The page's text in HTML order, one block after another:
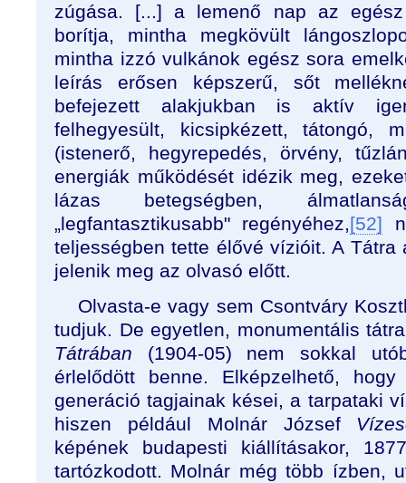
zúgása. [...] a lemenő nap az egész
borítja, mintha megkövült
mintha izzó vulkánok egész sora
leírás erősen képszerű, sőt
befejezett alakjukban is aktív
felhegyesült, kicsipkézett, tátongó,
(istenerő, hegyrepedés, örvény,
energiák működését idézik meg,
lázas betegségben,
„legfantasztikusabb" regényéhez,[52]
teljességben tette élővé vízióit. A Tátra
jelenik meg az olvasó előtt.
Olvasta-e vagy sem Csontváry
tudjuk. De egyetlen, monumentális
Tátrában (1904-05) nem sokkal
érlelődött benne. Elképzelhető,
generáció tagjainak kései, a tarpataki
hiszen például Molnár József
képének budapesti kiállításakor,
tartózkodott. Molnár még több ízben,